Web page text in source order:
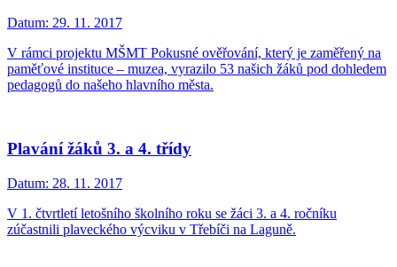
Datum: 29. 11. 2017
V rámci projektu MŠMT Pokusné ověřování, který je zaměřený na
paměťové instituce – muzea, vyrazilo 53 našich žáků pod dohledem
pedagogů do našeho hlavního města.
Plavání žáků 3. a 4. třídy
Datum: 28. 11. 2017
V 1. čtvrtletí letošního školního roku se žáci 3. a 4. ročníku
zúčastnili plaveckého výcviku v Třebíči na Laguně.